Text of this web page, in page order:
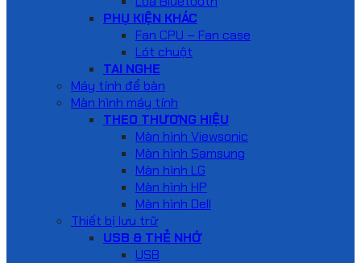
PHỤ KIỆN KHÁC
Fan CPU – Fan case
Lót chuột
TAI NGHE
Máy tính để bàn
Màn hình máy tính
THEO THƯƠNG HIỆU
Màn hình Viewsonic
Màn hình Samsung
Màn hình LG
Màn hình HP
Màn hình Dell
Thiết bị lưu trữ
USB & THẺ NHỚ
USB